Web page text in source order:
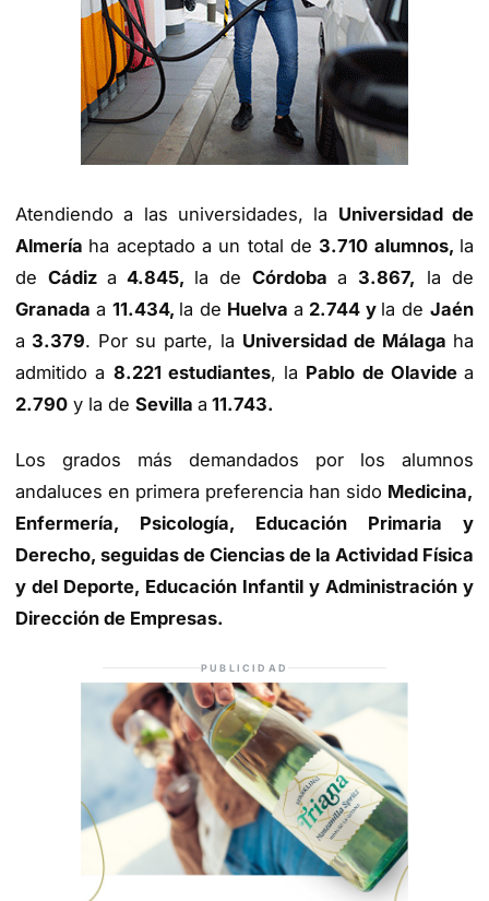
Atendiendo a las universidades, la Universidad de
Almería ha aceptado a un total de 3.710 alumnos, la
de Cádiz a 4.845, la de Córdoba a 3.867, la de
Granada a 11.434, la de Huelva a 2.744 y la deJaén
a 3.379. Por su parte, la Universidad de Málaga ha
admitido a 8.221 estudiantes, la Pablo de Olavide a
2.790 y la de Sevilla a 11.743.
Los grados más demandados por los alumnos
andaluces en primera preferencia han sido Medicina,
Enfermería, Psicología, Educación Primaria y
Derecho, seguidas de Ciencias de la Actividad Física
y del Deporte, Educación Infantil y Administración y
Dirección de Empresas.
PUBLICIDAD